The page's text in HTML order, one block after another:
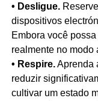
• Desligue.
dispositivos
Embora você
realmente no modo
• Respire.Aprenda
reduzir
cultivar um estado